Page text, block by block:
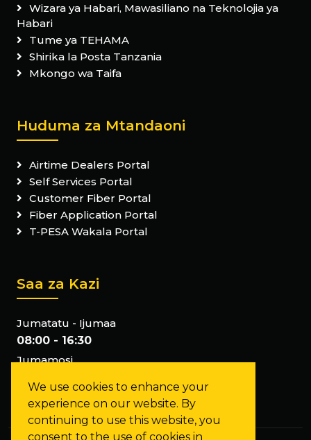
We use cookies to enhance your
experience on our website. By
continuing to use this website, you
consent to the use of cookies in
Wizara ya Habari, Mawasiliano na Teknolojia ya
Habari
Tume ya TEHAMA
Shirika la Posta Tanzania
Mkongo wa Taifa
Huduma za Mtandaoni
Airtime Dealers Portal
Self Services Portal
Customer Fiber Portal
Fiber Application Portal
T-PESA Wakala Portal
Saa za Kazi
Jumatatu - Ijumaa
08:00 - 16:30
Jumamosi
Jumapili
Tumefunga